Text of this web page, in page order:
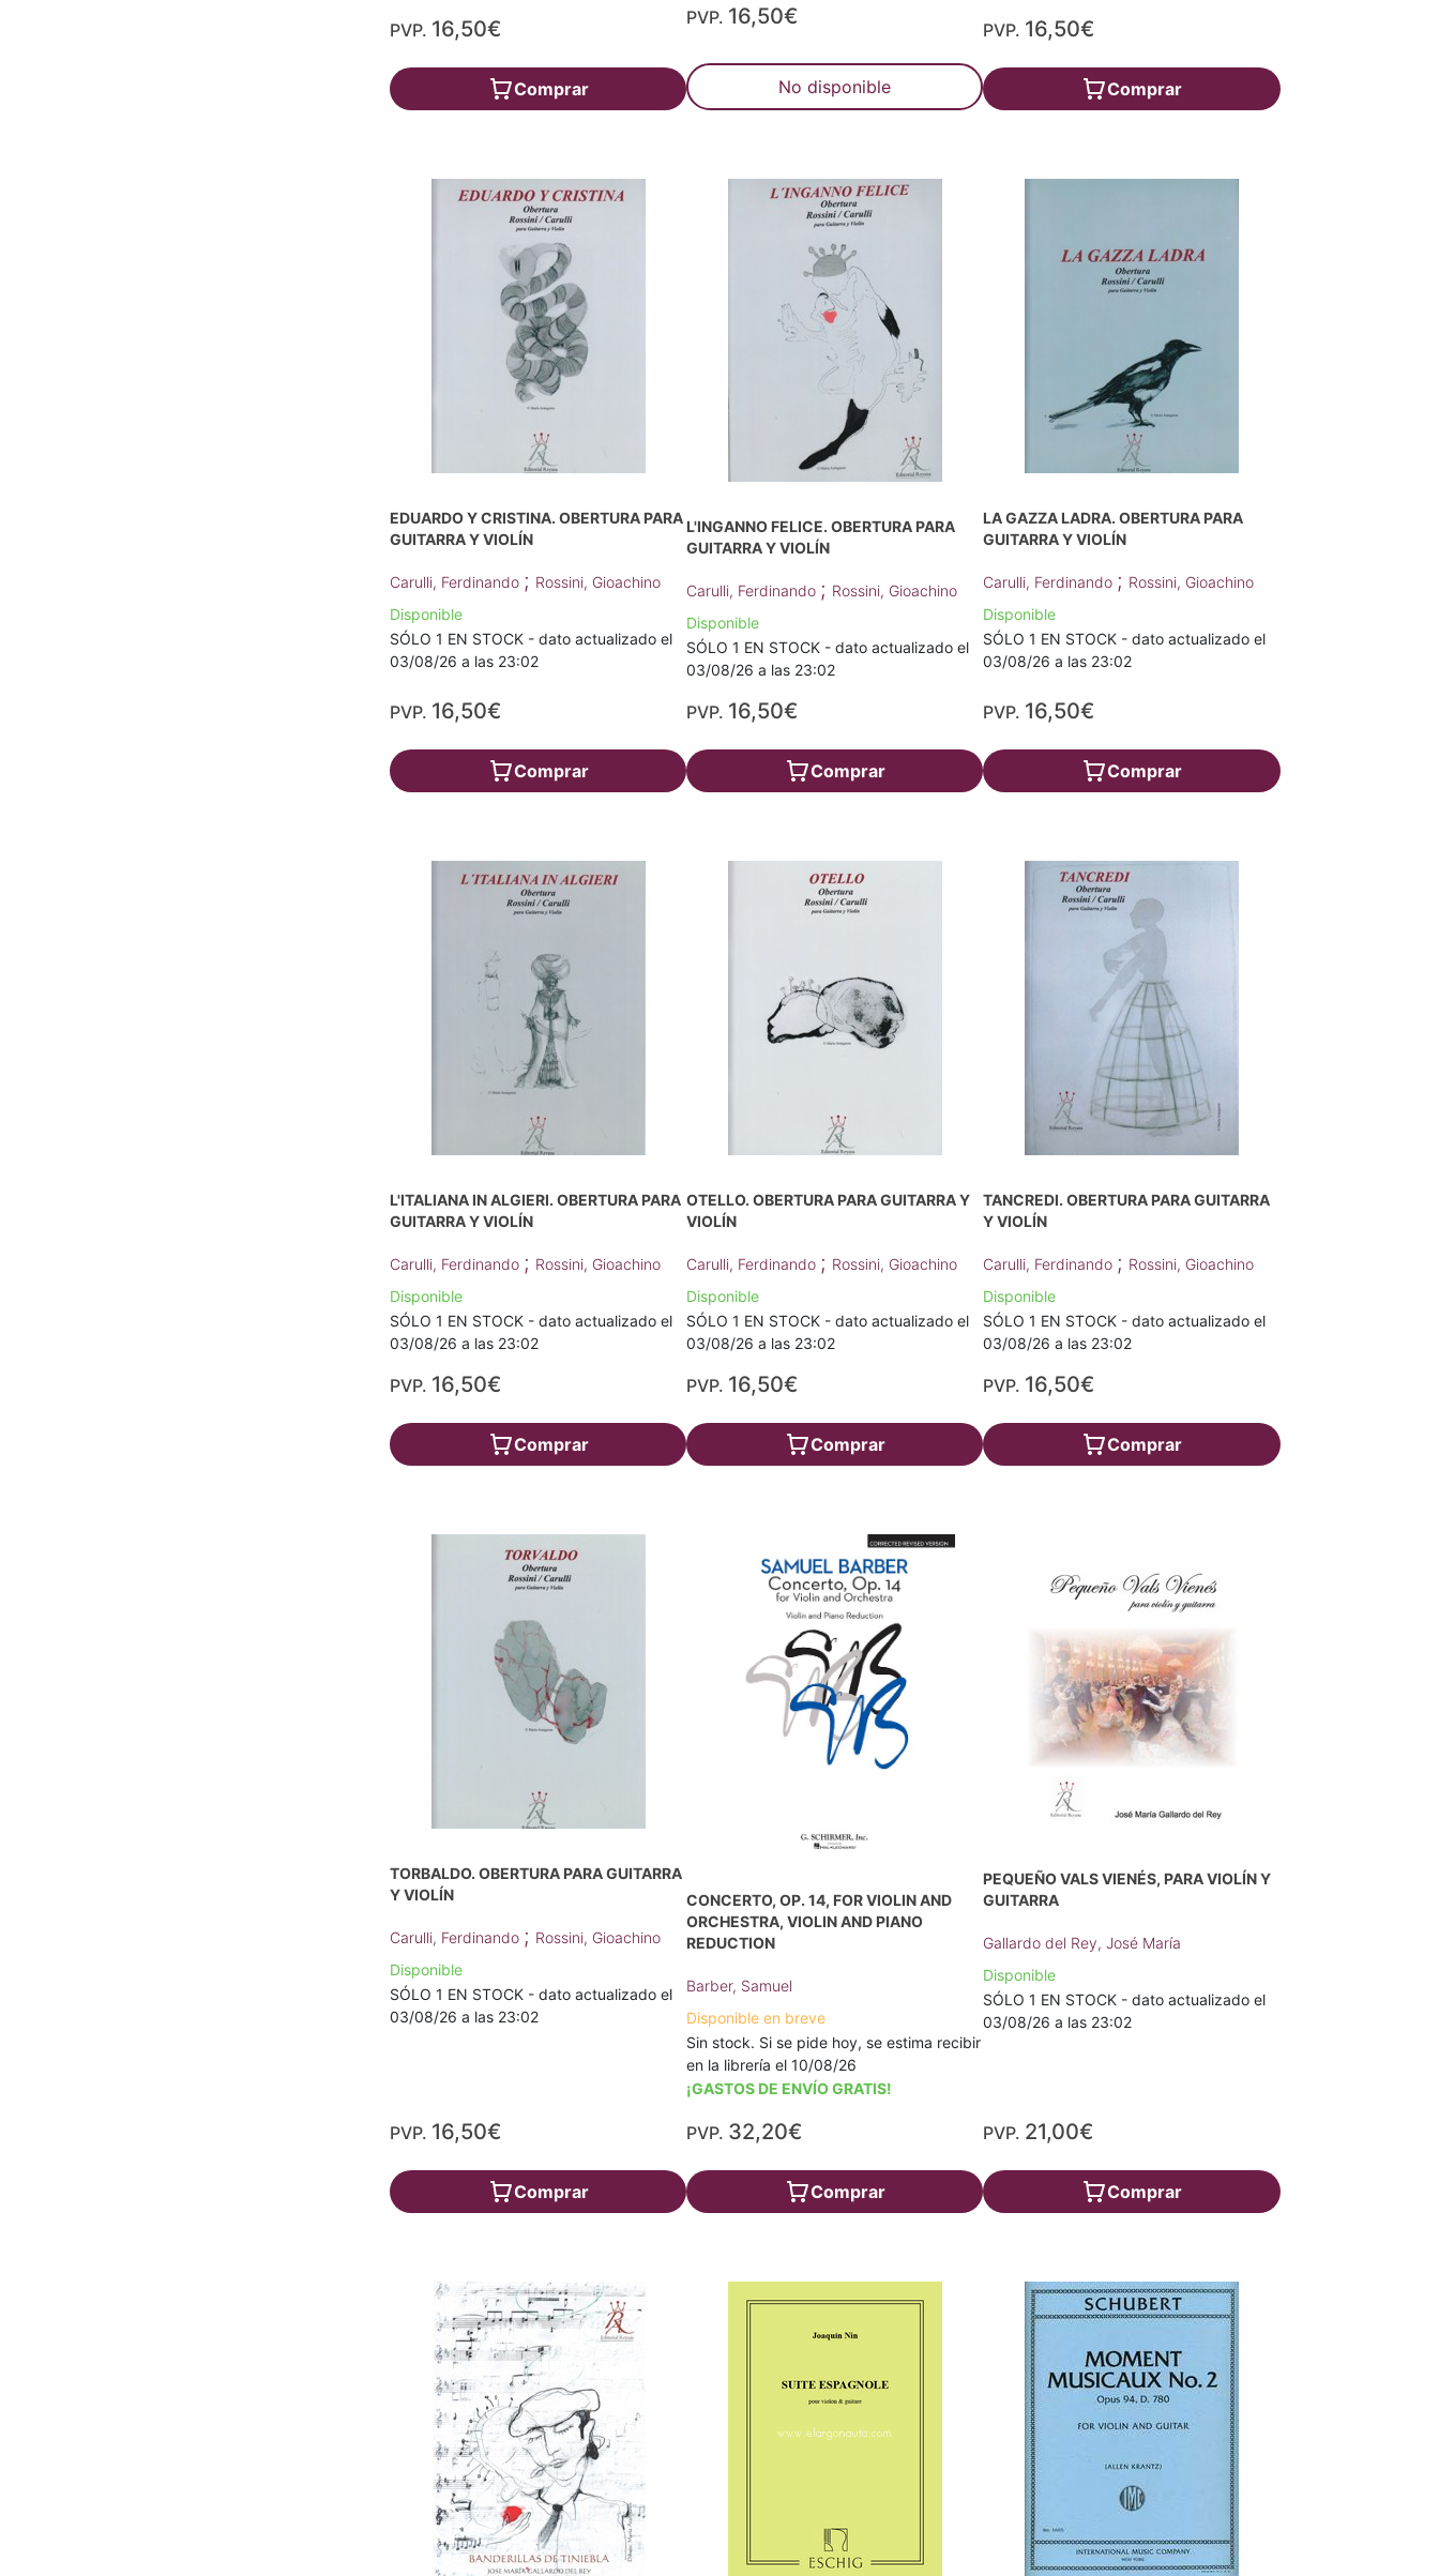
PVP. 16,50€
Comprar
PVP. 16,50€
No disponible
PVP. 16,50€
Comprar
EDUARDO Y CRISTINA. OBERTURA PARA
GUITARRA Y VIOLÍN
Carulli, Ferdinando ; Rossini, Gioachino
Disponible
SÓLO 1 EN STOCK - dato actualizado el
03/08/26 a las 23:02
PVP. 16,50€
Comprar
L'INGANNO FELICE. OBERTURA PARA
GUITARRA Y VIOLÍN
Carulli, Ferdinando ; Rossini, Gioachino
Disponible
SÓLO 1 EN STOCK - dato actualizado el
03/08/26 a las 23:02
PVP. 16,50€
Comprar
LA GAZZA LADRA. OBERTURA PARA
GUITARRA Y VIOLÍN
Carulli, Ferdinando ; Rossini, Gioachino
Disponible
SÓLO 1 EN STOCK - dato actualizado el
03/08/26 a las 23:02
PVP. 16,50€
Comprar
L'ITALIANA IN ALGIERI. OBERTURA PARA
GUITARRA Y VIOLÍN
Carulli, Ferdinando ; Rossini, Gioachino
Disponible
SÓLO 1 EN STOCK - dato actualizado el
03/08/26 a las 23:02
PVP. 16,50€
Comprar
OTELLO. OBERTURA PARA GUITARRA Y
VIOLÍN
Carulli, Ferdinando ; Rossini, Gioachino
Disponible
SÓLO 1 EN STOCK - dato actualizado el
03/08/26 a las 23:02
PVP. 16,50€
Comprar
TANCREDI. OBERTURA PARA GUITARRA
Y VIOLÍN
Carulli, Ferdinando ; Rossini, Gioachino
Disponible
SÓLO 1 EN STOCK - dato actualizado el
03/08/26 a las 23:02
PVP. 16,50€
Comprar
TORBALDO. OBERTURA PARA GUITARRA
Y VIOLÍN
Carulli, Ferdinando ; Rossini, Gioachino
Disponible
SÓLO 1 EN STOCK - dato actualizado el
03/08/26 a las 23:02
PVP. 16,50€
Comprar
CONCERTO, OP. 14, FOR VIOLIN AND
ORCHESTRA, VIOLIN AND PIANO
REDUCTION
Barber, Samuel
Disponible en breve
Sin stock. Si se pide hoy, se estima recibir
en la librería el 10/08/26
¡GASTOS DE ENVÍO GRATIS!
PVP. 32,20€
Comprar
PEQUEÑO VALS VIENÉS, PARA VIOLÍN Y
GUITARRA
Gallardo del Rey, José María
Disponible
SÓLO 1 EN STOCK - dato actualizado el
03/08/26 a las 23:02
PVP. 21,00€
Comprar